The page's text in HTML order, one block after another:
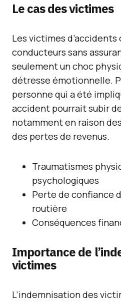
Le cas des victimes
Les victimes d’accidents
conducteurs sans
seulement un choc
détresse émotionnelle.
personne qui a été
accident pourrait subir
notamment en raison
des pertes de revenus.
Traumatismes
psychologiques
Perte de confiance
routière
Conséquences
Importance de
victimes
L’indemnisation des